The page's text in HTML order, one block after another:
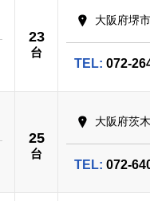
23
台
大阪府堺
TEL: 072-
25
台
大阪府茨
TEL: 072-